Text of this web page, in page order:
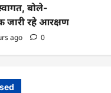
बोले-
जारी रहे आरक्षण
ago 0